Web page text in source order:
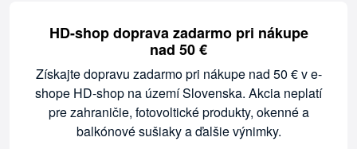
HD-shop doprava zadarmo pri nákupe
nad 50 €
Získajte dopravu zadarmo pri nákupe nad 50 € v e-
shope HD-shop na území Slovenska. Akcia neplatí
pre zahraničie, fotovoltické produkty, okenné a
balkónové sušiaky a ďalšie výnimky.